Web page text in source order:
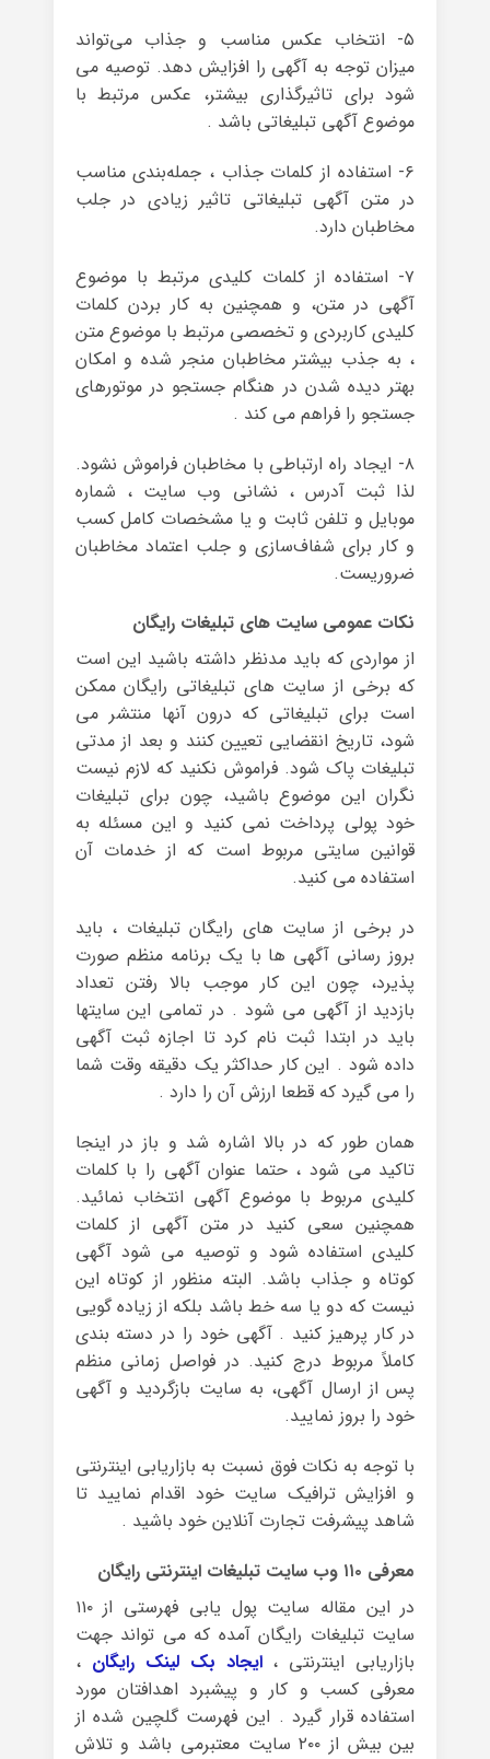
۵- انتخاب عکس مناسب و جذاب می‌تواند
میزان توجه به آگهی را افزایش دهد. توصیه می
شود برای تاثیرگذاری بیشتر، عکس مرتبط با
موضوع آگهی تبلیغاتی باشد .
۶- استفاده از کلمات جذاب ، جمله‌بندی مناسب
در متن آگهی تبلیغاتی تاثیر زیادی در جلب
مخاطبان دارد.
۷- استفاده از کلمات کلیدی مرتبط با موضوع
آگهی در متن، و همچنین به کار بردن کلمات
کلیدی کاربردی و تخصصی مرتبط با موضوع متن
، به جذب بیشتر مخاطبان منجر شده و امکان
بهتر دیده شدن در هنگام جستجو در موتور‌های
جستجو را فراهم می کند .
۸- ایجاد راه ارتباطی با مخاطبان فراموش نشود.
لذا ثبت آدرس ، نشانی وب سایت ، شماره
موبایل و تلفن ثابت و یا مشخصات کامل کسب
و کار برای شفاف‌سازی و جلب اعتماد مخاطبان
ضروریست.
نکات عمومی سایت های تبلیغات رایگان
از مواردی که باید مدنظر داشته باشید این است
که برخی از سایت های تبلیغاتی رایگان ممکن
است برای تبلیغاتی که درون آنها منتشر می
شود، تاریخ انقضایی تعیین کنند و بعد از مدتی
تبلیغات پاک شود. فراموش نکنید که لازم نیست
نگران این موضوع باشید، چون برای تبلیغات
خود پولی پرداخت نمی کنید و این مسئله به
قوانین سایتی مربوط است که از خدمات آن
استفاده می کنید.
در برخی از سایت های رایگان تبلیغات ، باید
بروز رسانی آگهی ها با یک برنامه منظم صورت
پذیرد، چون این کار موجب بالا رفتن تعداد
بازدید از آگهی می شود . در تمامی این سایتها
باید در ابتدا ثبت نام کرد تا اجازه ثبت آگهی
داده شود . این کار حداکثر یک دقیقه وقت شما
را می گیرد که قطعا ارزش آن را دارد .
همان طور که در بالا اشاره شد و باز در اینجا
تاکید می شود ، حتما عنوان آگهی را با کلمات
کلیدی مربوط با موضوع آگهی انتخاب نمائید.
همچنین سعی کنید در متن آگهی از کلمات
کلیدی استفاده شود و توصیه می شود آگهی
کوتاه و جذاب باشد. البته منظور از کوتاه این
نیست که دو یا سه خط باشد بلکه از زیاده گویی
در کار پرهیز کنید . آگهی خود را در دسته بندی
کاملاً مربوط درج کنید. در فواصل زمانی منظم
پس از ارسال آگهی، به سایت بازگردید و آگهی
خود را بروز نمایید.
با توجه به نکات فوق نسبت به بازاریابی اینترنتی
و افزایش ترافیک سایت خود اقدام نمایید تا
شاهد پیشرفت تجارت آنلاین خود باشید .
معرفی ۱۱۰ وب سایت تبلیغات اینترنتی رایگان
در این مقاله سایت پول یابی فهرستی از ۱۱۰
سایت تبلیغات رایگان آمده که می تواند جهت
بازاریابی اینترنتی ،ایجاد بک لینک رایگان ،
معرفی کسب و کار و پیشبرد اهدافتان مورد
استفاده قرار گیرد . این فهرست گلچین شده از
بین بیش از ۲۰۰ سایت معتبرمی باشد و تلاش